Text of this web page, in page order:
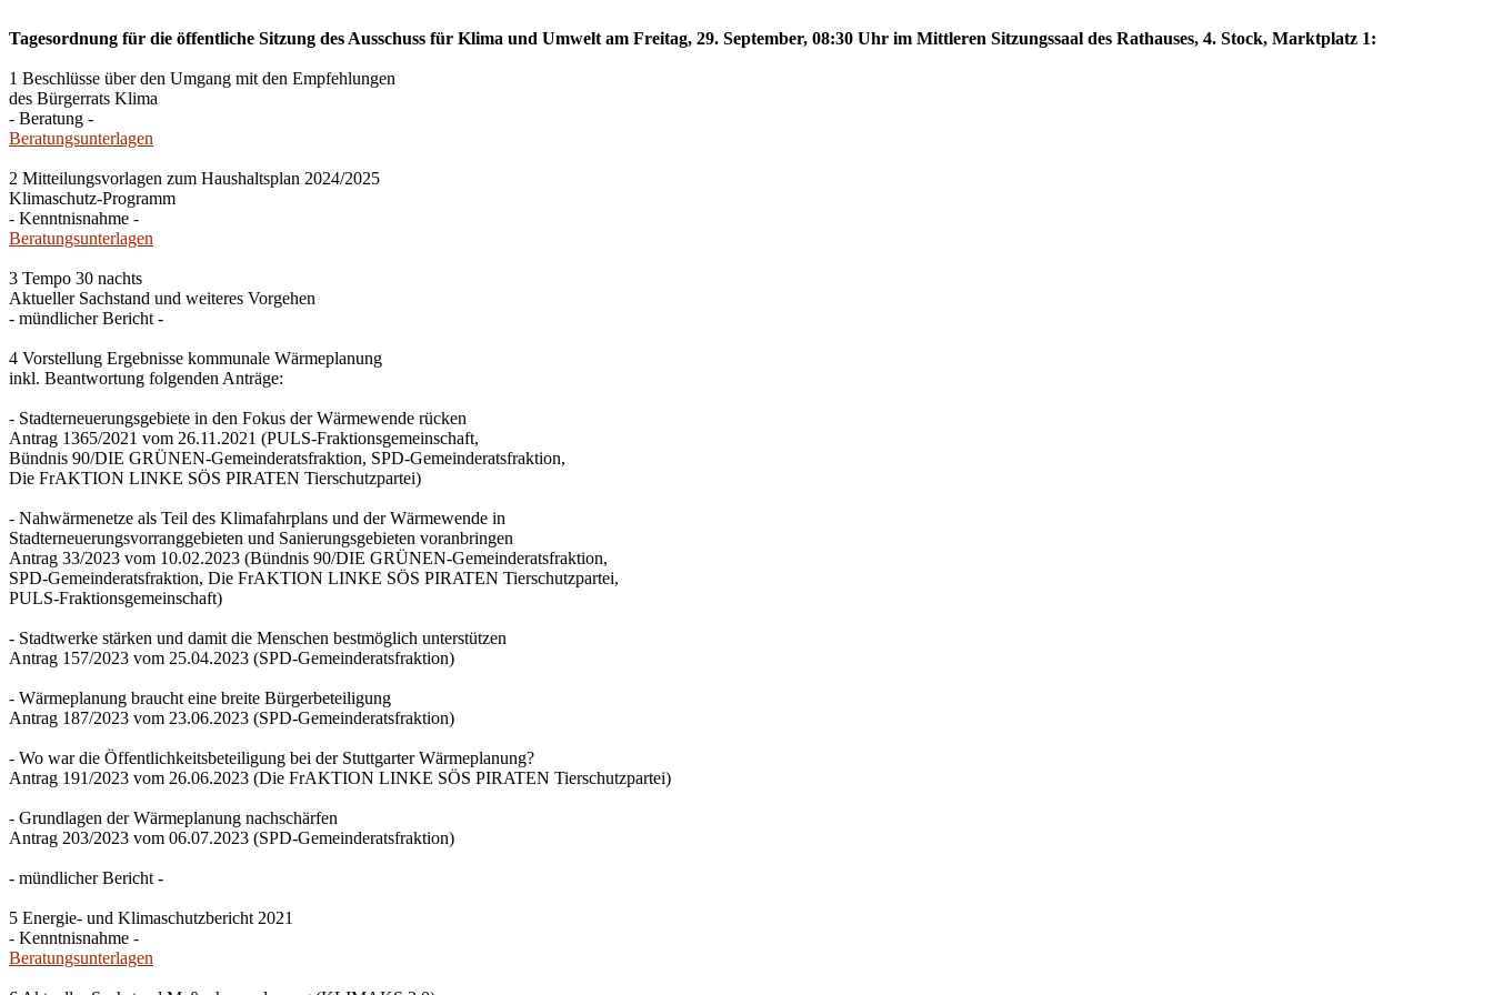
Tagesordnung für die öffentliche Sitzung des Ausschuss für Klima und Umwelt am Freitag, 29. September, 08:30 Uhr im Mittleren Sitzungssaal des Rathauses, 4. Stock, Marktplatz 1:
1 Beschlüsse über den Umgang mit den Empfehlungen
des Bürgerrats Klima
- Beratung -
Beratungsunterlagen
2 Mitteilungsvorlagen zum Haushaltsplan 2024/2025
Klimaschutz-Programm
- Kenntnisnahme -
Beratungsunterlagen
3 Tempo 30 nachts
Aktueller Sachstand und weiteres Vorgehen
- mündlicher Bericht -
4 Vorstellung Ergebnisse kommunale Wärmeplanung
inkl. Beantwortung folgenden Anträge:
- Stadterneuerungsgebiete in den Fokus der Wärmewende rücken
Antrag 1365/2021 vom 26.11.2021 (PULS-Fraktionsgemeinschaft,
Bündnis 90/DIE GRÜNEN-Gemeinderatsfraktion, SPD-Gemeinderatsfraktion,
Die FrAKTION LINKE SÖS PIRATEN Tierschutzpartei)
- Nahwärmenetze als Teil des Klimafahrplans und der Wärmewende in
Stadterneuerungsvorranggebieten und Sanierungsgebieten voranbringen
Antrag 33/2023 vom 10.02.2023 (Bündnis 90/DIE GRÜNEN-Gemeinderatsfraktion,
SPD-Gemeinderatsfraktion, Die FrAKTION LINKE SÖS PIRATEN Tierschutzpartei,
PULS-Fraktionsgemeinschaft)
- Stadtwerke stärken und damit die Menschen bestmöglich unterstützen
Antrag 157/2023 vom 25.04.2023 (SPD-Gemeinderatsfraktion)
- Wärmeplanung braucht eine breite Bürgerbeteiligung
Antrag 187/2023 vom 23.06.2023 (SPD-Gemeinderatsfraktion)
- Wo war die Öffentlichkeitsbeteiligung bei der Stuttgarter Wärmeplanung?
Antrag 191/2023 vom 26.06.2023 (Die FrAKTION LINKE SÖS PIRATEN Tierschutzpartei)
- Grundlagen der Wärmeplanung nachschärfen
Antrag 203/2023 vom 06.07.2023 (SPD-Gemeinderatsfraktion)
- mündlicher Bericht -
5 Energie- und Klimaschutzbericht 2021
- Kenntnisnahme -
Beratungsunterlagen